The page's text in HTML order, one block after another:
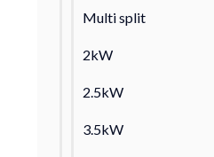
Multi split
2kW
2.5kW
3.5kW